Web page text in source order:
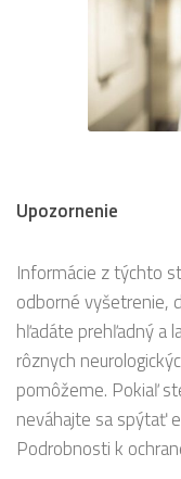
Upozornenie
Informácie z týchto
odborné vyšetrenie,
hľadáte prehľadný a
rôznych
pomôžeme. Pokiaľ
neváhajte sa spýtať
Podrobnosti k